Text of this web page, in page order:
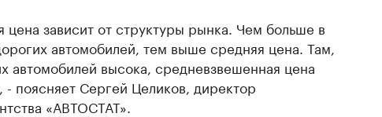
цена зависит от структуры рынка. Чем больше в
автомобилей, тем выше средняя цена. Там,
автомобилей высока, средневзвешенная цена
поясняет Сергей Целиков, директор
«АВТОСТАТ».